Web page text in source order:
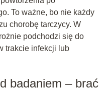
To ważne, bo nie każdy
chorobę tarczycy. W
podchodzi się do
trakcie infekcji lub
badaniem – brać